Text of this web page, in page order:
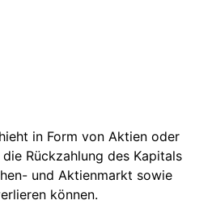
in Form von Aktien oder
Rückzahlung des Kapitals
und Aktienmarkt sowie
können.